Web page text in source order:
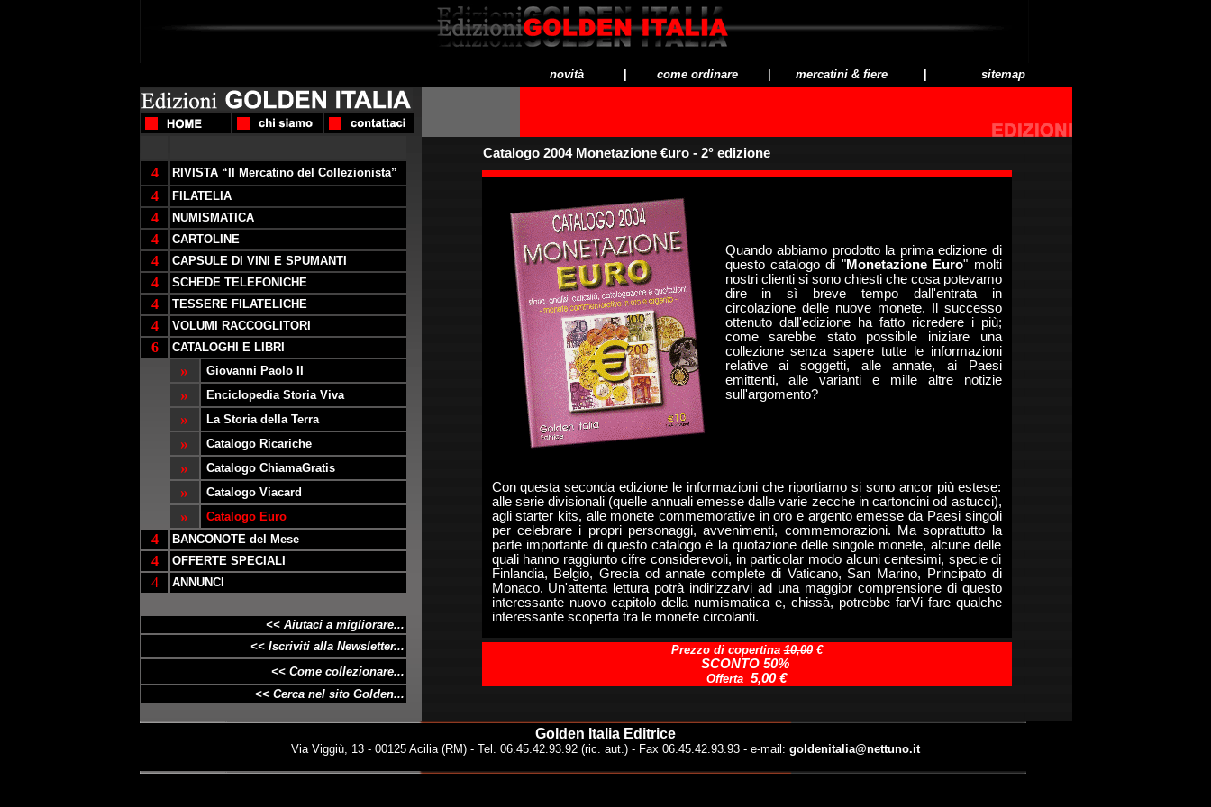
novità come ordinare mercatini & fiere sitemap
4 RIVISTA “Il Mercatino del Collezionista”
4 FILATELIA
4 NUMISMATICA
4 CARTOLINE
4 CAPSULE DI VINI E SPUMANTI
4 SCHEDE TELEFONICHE
4 TESSERE FILATELICHE
4 VOLUMI RACCOGLITORI
6 CATALOGHI E LIBRI
» Giovanni Paolo II
» Enciclopedia Storia Viva
» La Storia della Terra
» Catalogo Ricariche
» Catalogo ChiamaGratis
» Catalogo Viacard
» Catalogo Euro
4 BANCONOTE del Mese
4 OFFERTE SPECIALI
4 ANNUNCI
<< Aiutaci a migliorare...
<< Iscriviti alla Newsletter...
<< Come collezionare...
<< Cerca nel sito Golden...
Catalogo 2004 Monetazione €uro - 2° edizione
Quando abbiamo prodotto la prima edizione di
questo catalogo di "Monetazione Euro" molti
nostri clienti si sono chiesti che cosa potevamo
dire in sì breve tempo dall'entrata in
circolazione delle nuove monete. Il successo
ottenuto dall'edizione ha fatto ricredere i più;
come sarebbe stato possibile iniziare una
collezione senza sapere tutte le informazioni
relative ai soggetti, alle annate, ai Paesi
emittenti, alle varianti e mille altre notizie
sull'argomento?
Con questa seconda edizione le informazioni che riportiamo si sono ancor più estese:
alle serie divisionali (quelle annuali emesse dalle varie zecche in cartoncini od astucci),
agli starter kits, alle monete commemorative in oro e argento emesse da Paesi singoli
per celebrare i propri personaggi, avvenimenti, commemorazioni. Ma soprattutto la
parte importante di questo catalogo è la quotazione delle singole monete, alcune delle
quali hanno raggiunto cifre considerevoli, in particolar modo alcuni centesimi, specie di
Finlandia, Belgio, Grecia od annate complete di Vaticano, San Marino, Principato di
Monaco. Un'attenta lettura potrà indirizzarvi ad una maggior comprensione di questo
interessante nuovo capitolo della numismatica e, chissà, potrebbe farVi fare qualche
interessante scoperta tra le monete circolanti.
Prezzo di copertina10,00€
SCONTO 50%
Offerta 5,00 €
Golden Italia Editrice
Via Viggiù, 13 - 00125 Acilia (RM) - Tel. 06.45.42.93.92 (ric. aut.) - Fax 06.45.42.93.93 - e-mail: goldenitalia@nettuno.it